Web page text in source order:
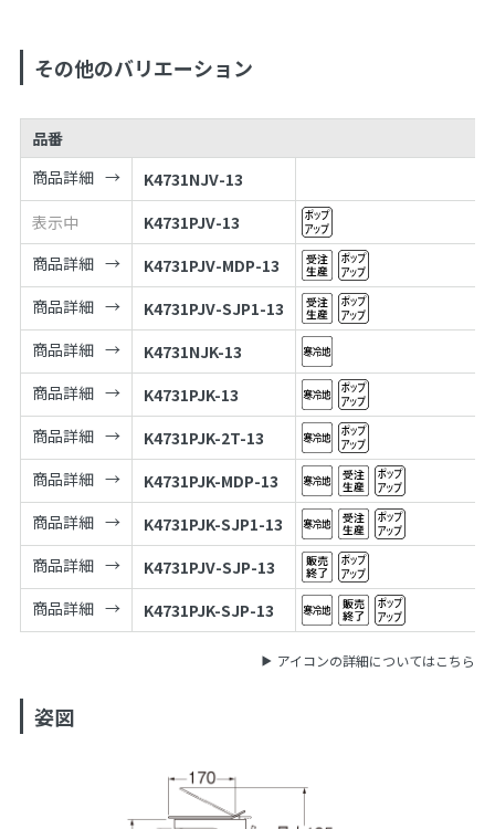
その他のバリエーション
品番
商品詳細
K4731NJV-13
表示中
K4731PJV-13
商品詳細
K4731PJV-MDP-13
商品詳細
K4731PJV-SJP1-13
商品詳細
K4731NJK-13
商品詳細
K4731PJK-13
商品詳細
K4731PJK-2T-13
商品詳細
K4731PJK-MDP-13
商品詳細
K4731PJK-SJP1-13
商品詳細
K4731PJV-SJP-13
商品詳細
K4731PJK-SJP-13
アイコンの詳細についてはこちら
姿図